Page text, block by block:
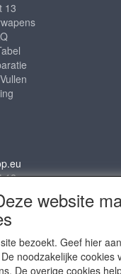
13
12
website
bezoekt. Geef hier
noodzakelijke cookies
De overige cookies